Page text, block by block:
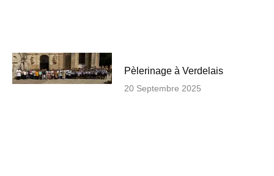
Pèlerinage à Verdelais
20 Septembre 2025